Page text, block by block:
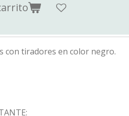
con tiradores en color negro.